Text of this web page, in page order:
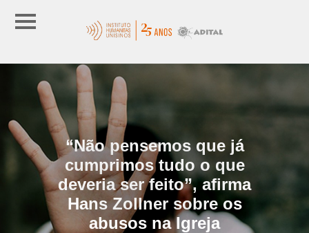
“Não pensemos que já
cumprimos tudo o que
deveria ser feito”, afirma
Hans Zollner sobre os
abusos na Igreja